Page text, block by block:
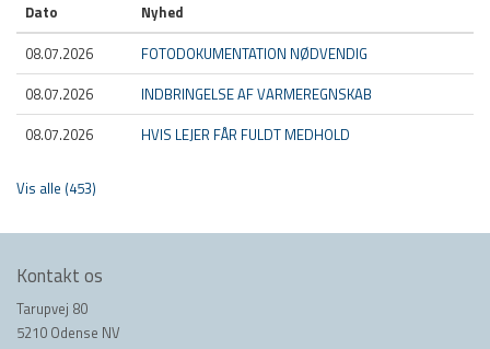
Dato
Nyhed
08.07.2026
FOTODOKUMENTATION NØDVENDIG
08.07.2026
INDBRINGELSE AF VARMEREGNSKAB
08.07.2026
HVIS LEJER FÅR FULDT MEDHOLD
Vis alle (453)
Kontakt os
Tarupvej 80
5210 Odense NV